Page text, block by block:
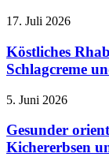
17. Juli 2026
Köstliches
Schlagcreme
5. Juni 2026
Gesunder
Kichererbsen